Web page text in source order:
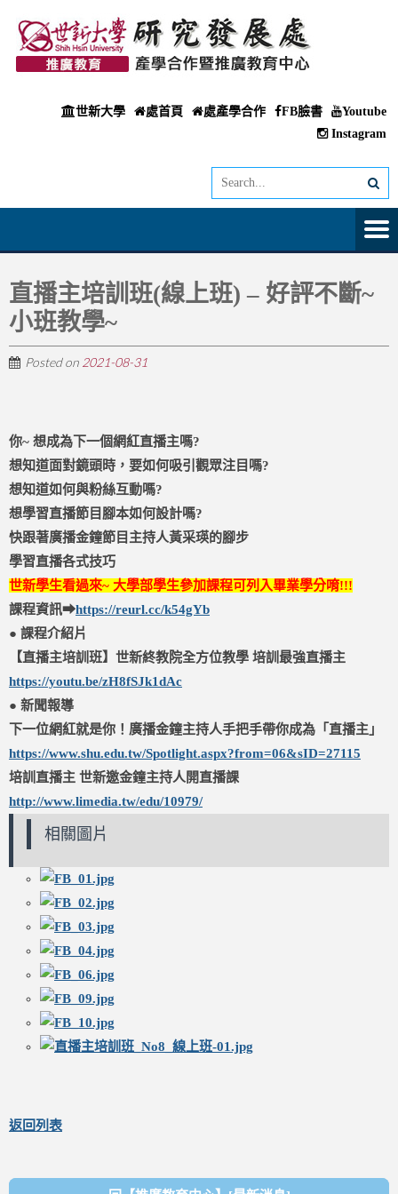
世新大學 處首頁 處產學合作 FB臉書
Youtube
Instagram
直播主培訓班(線上班) – 好評不斷~
小班教學~
Posted on 2021-08-31
你~ 想成為下一個網紅直播主嗎?
想知道面對鏡頭時，要如何吸引觀眾注目嗎?
想知道如何與粉絲互動嗎?
想學習直播節目腳本如何設計嗎?
快跟著廣播金鐘節目主持人黃采瑛的腳步
學習直播各式技巧
世新學生看過來~ 大學部學生參加課程可列入畢業學分唷!!!
課程資訊➡https://reurl.cc/k54gYb
● 課程介紹片
【直播主培訓班】世新終教院全方位教學 培訓最強直播主
https://youtu.be/zH8fSJk1dAc
● 新聞報導
下一位網紅就是你！廣播金鐘主持人手把手帶你成為「直播主」
https://www.shu.edu.tw/Spotlight.aspx?from=06&sID=27115
培訓直播主 世新邀金鐘主持人開直播課
http://www.limedia.tw/edu/10979/
相關圖片
返回列表